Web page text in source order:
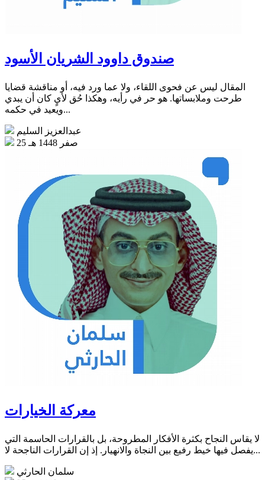
صندوق داوود الشريان الأسود
المقال ليس عن فحوى اللقاء، ولا عما ورد فيه، أو مناقشة قضايا
طرحت وملابساتها. هو حر في رأيه، وهكذا حُق لأيٍ كان أن يبدي
ويعيد في حكمه...
عبدالعزيز السليم
25 صفر 1448 هـ
معركة الخيارات
لا يقاس النجاح بكثرة الأفكار المطروحة، بل بالقرارات الحاسمة التي
يفصل فيها خيط رفيع بين النجاة والانهيار. إذ إن القرارات الناجحة لا...
سلمان الحارثي